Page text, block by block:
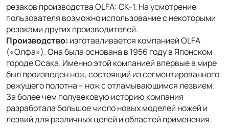
резаков производства OLFA: CK-1. На усмотрение
пользователя возможно использование с некоторыми
резаками других производителей.
Производство: изготавливается компанией OLFA
(«Олфа»). Она была основана в 1956 году в Японском
городе Осака. Именно этой компанией впервые в мире
был произведен нож, состоящий из сегментированного
режущего полотна – нож с отламывающимся лезвием.
За более чем полувековую историю компания
разработала большое число новых моделей ножей и
лезвий для различных целей и областей применения.